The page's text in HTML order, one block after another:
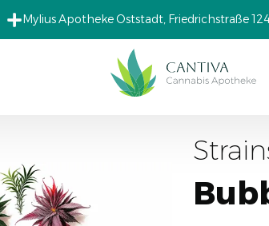
Mylius Apotheke Oststadt, Friedrichstraße